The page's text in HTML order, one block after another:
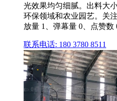
光效果均匀细腻。出料大
环保领域和农业园艺。关
放量 1、弹幕量 0、点赞数
联系电话: 180 3780 8511